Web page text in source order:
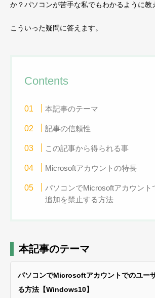
か？パソコンが苦手な私でもわかるように教
こういった疑問に答えます。
Contents
本記事のテーマ
記事の信頼性
この記事から得られる事
Microsoftアカウントの特長
パソコンでMicrosoftアカウント
追加を禁止する方法
本記事のテーマ
パソコンでMicrosoftアカウントでのユー
る方法【Windows10】